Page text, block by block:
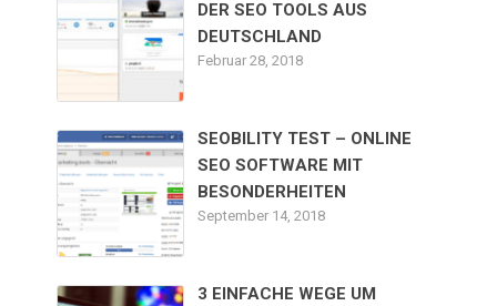
DER SEO TOOLS AUS
DEUTSCHLAND
Februar 28, 2018
SEOBILITY TEST – ONLINE
SEO SOFTWARE MIT
BESONDERHEITEN
September 14, 2018
3 EINFACHE WEGE UM